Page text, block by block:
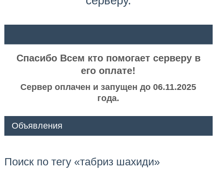
Спасибо Всем кто помогает серверу в
его оплате!
Сервер оплачен и запущен до 06.11.2025
года.
Объявления
Поиск по тегу «табриз шахиди»